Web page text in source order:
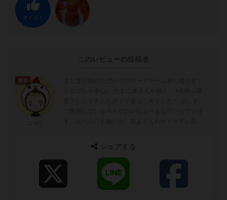
ナイス！
このレビューの投稿者
シェアする